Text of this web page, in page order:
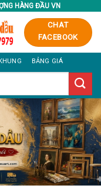
HÀNG ĐẦU VN
CHAT
FACEBOOK
BẢNG GIÁ